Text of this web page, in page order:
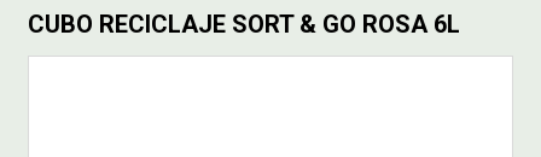
CUBO RECICLAJE SORT & GO ROSA 6L
OFERTAS